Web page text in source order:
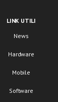
LINK UTILI
News
Hardware
Mobile
Software